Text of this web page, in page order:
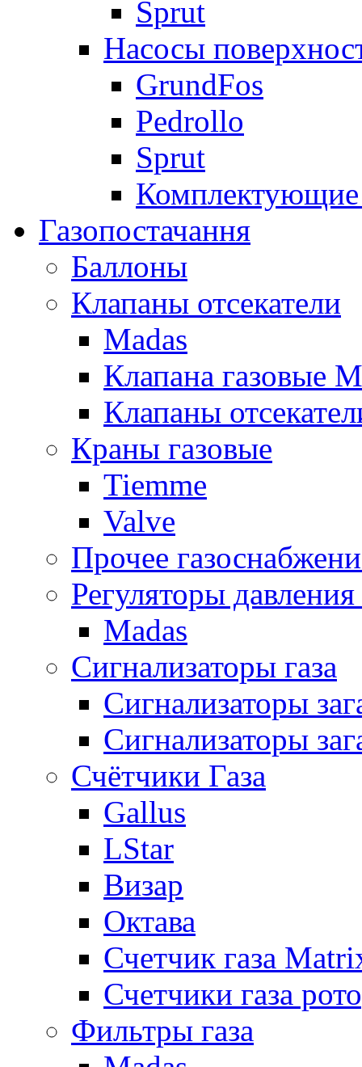
Sprut
Насосы
GrundFos
Pedrollo
Sprut
Комплектующие
Газопостачання
Баллоны
Клапаны отсекатели
Madas
Клапана газовые
Клапаны
Краны газовые
Tiemme
Valve
Прочее
Регуляторы давления
Madas
Сигнализаторы газа
Сигнализаторы
Сигнализаторы
Счётчики Газа
Gallus
LStar
Визар
Октава
Счетчик газа
Счетчики газа
Фильтры газа